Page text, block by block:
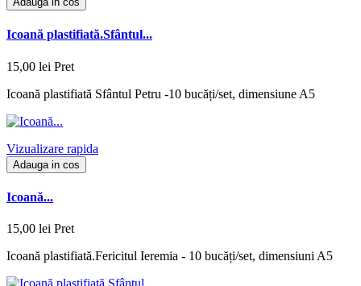
Icoană plastifiată.Sfântul...
15,00 lei Pret
Icoană plastifiată Sfântul Petru -10 bucăți/set, dimensiune A5
Vizualizare rapida
Adauga in cos
Icoană...
15,00 lei Pret
Icoană plastifiată.Fericitul Ieremia - 10 bucăți/set, dimensiuni A5